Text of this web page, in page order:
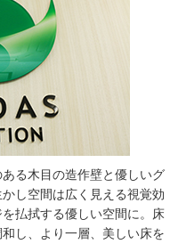
る木目の造作壁と優しいグ
し空間は広く見える視覚効
払拭する優しい空間に。床
し、より一層、美しい床を